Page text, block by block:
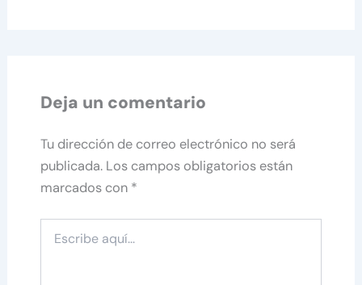
Deja un comentario
Tu dirección de correo electrónico no será
publicada. Los campos obligatorios están
marcados con *
aquí...